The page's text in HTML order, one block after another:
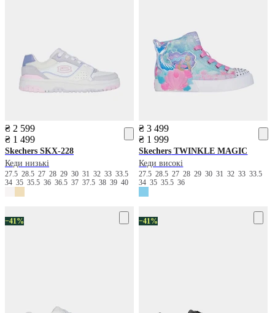
₴ 2 599
₴ 1 499
Skechers SKX-228
Кеди низькі
27.5 28.5 27 28 29 30 31 32 33 33.5
34 35 35.5 36 36.5 37 37.5 38 39 40
₴ 3 499
₴ 1 999
Skechers TWINKLE MAGIC
Кеди високі
27.528.52728293031323333.5
343535.536
−41% −41%